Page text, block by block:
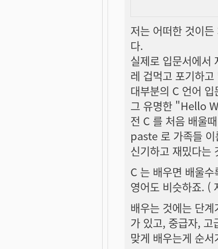
저는 어떠한 것이
다.
실제로 입문서에서
레 겁먹고 포기하
대부분의 C 언어
그 유명한 "Hello
전 C 를 처음 배울
paste 로 가족들
신기하고 재밌다는
C 는 배우면 배울
영어도 비슷하죠. (
배우는 것에는 단
가 있고, 중급자, 고
맞게 배우는게 순